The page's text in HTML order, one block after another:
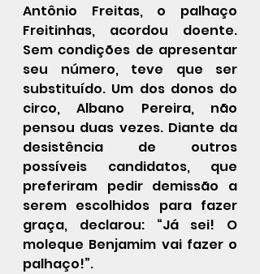
Antônio Freitas, o palhaço
Freitinhas, acordou doente.
Sem condições de apresentar
seu número, teve que ser
substituído. Um dos donos do
circo, Albano Pereira, não
pensou duas vezes. Diante da
desistência de outros
possíveis candidatos, que
preferiram pedir demissão a
serem escolhidos para fazer
graça, declarou: “Já sei! O
moleque Benjamim vai fazer o
palhaço!”.